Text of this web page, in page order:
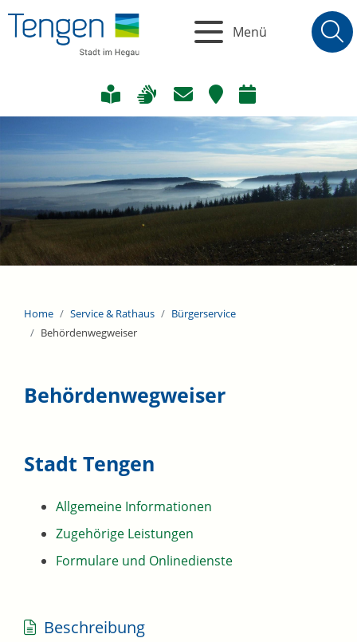
Menü
Home Service & Rathaus
Bürgerservice
Behördenwegweiser
Behördenwegweiser
Stadt Tengen
Allgemeine Informationen
Zugehörige Leistungen
Formulare und Onlinedienste
Beschreibung